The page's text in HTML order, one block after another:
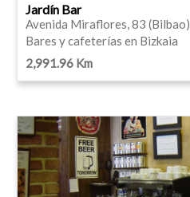
Jardín Bar
Avenida Miraflores, 83 (Bilbao)
Bares y cafeterías en Bizkaia
2,991.96 Km